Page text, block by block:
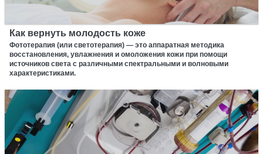
Как вернуть молодость коже
Фототерапия (или светотерапия) — это аппаратная методика
восстановления, увлажнения и омоложения кожи при помощи
источников света с различными спектральными и волновыми
характеристиками.